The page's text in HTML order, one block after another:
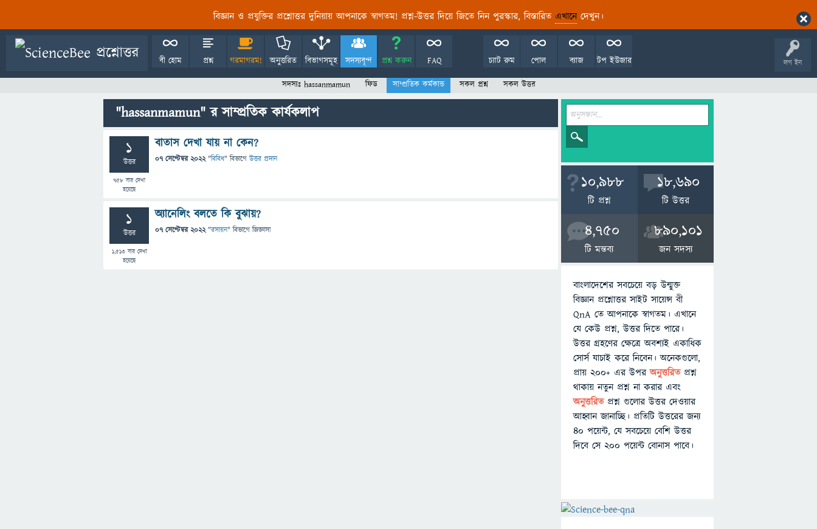
বিজ্ঞান ও প্রযুক্তির প্রশ্নোত্তর দুনিয়ায় আপনাকে স্বাগতম! প্রশ্ন-উত্তর দিয়ে জিতে নিন পুরস্কার, বিস্তারিত এখানেদেখুন।
লগ ইন
বী হোম প্রশ্ন গরমাগরম! অনুত্তরিত বিভাগসমূহ সদস্যবৃন্দ প্রশ্ন করুন FAQ টপ ইউজার
ব্যাজ
পোল
চ্যাট রুম
সদস্যঃ hassanmamun ফিড সাম্প্রতিক কর্মকান্ড সকল প্রশ্ন সকল উত্তর
"hassanmamun" র সাম্প্রতিক কার্যকলাপ
1
উত্তর
758 বার দেখা
হয়েছে
বাতাস দেখা যায় না কেন?
07 সেপ্টেম্বর 2022 "বিবিধ" বিভাগে উত্তর প্রদান
1
উত্তর
1,513বার দেখা
হয়েছে
অ্যানেলিং বলতে কি বুঝায়?
07 সেপ্টেম্বর 2022 "রসায়ন" বিভাগে জিজ্ঞাসা
10,988
টি প্রশ্ন
18,690
টি উত্তর
4,750
টি মন্তব্য
890,101
জন সদস্য
বাংলাদেশের সবচেয়ে বড় উন্মুক্ত
বিজ্ঞান প্রশ্নোত্তর সাইট সায়েন্স বী
QnA তে আপনাকে স্বাগতম। এখানে
যে কেউ প্রশ্ন, উত্তর দিতে পারে।
উত্তর গ্রহণের ক্ষেত্রে অবশ্যই একাধিক
সোর্স যাচাই করে নিবেন। অনেকগুলো,
প্রায় ২০০+ এর উপরঅনুত্তরিতপ্রশ্ন
থাকায় নতুন প্রশ্ন না করার এবং
অনুত্তরিত প্রশ্ন গুলোর উত্তর দেওয়ার
আহ্বান জানাচ্ছি। প্রতিটি উত্তরের জন্য
৪০ পয়েন্ট, যে সবচেয়ে বেশি উত্তর
দিবে সে ২০০ পয়েন্ট বোনাস পাবে।